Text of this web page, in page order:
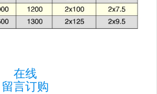
在线
留言订购